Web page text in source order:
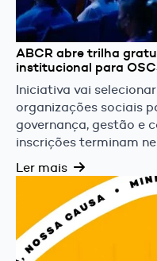
ABCR abre trilha
institucional para
Iniciativa vai
organizações sociais
governança, gestão e
inscrições terminam
Ler mais